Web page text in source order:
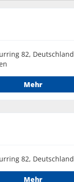
82, Deutschland
Mehr
82, Deutschland
Mehr